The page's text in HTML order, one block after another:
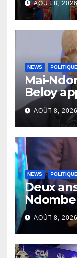
la nation
AOÛT 8, 2026
NEWS POLITIQUE
Mai-
Beloy
duAOÛT 8, 2026
NEWS POLITIQUE
Deux
Ndombe
défend
sécurité
AOÛT 8, 2026